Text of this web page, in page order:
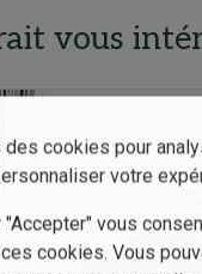
vous
cookies pour
votre
"Accepter" vous
cookies. Vous